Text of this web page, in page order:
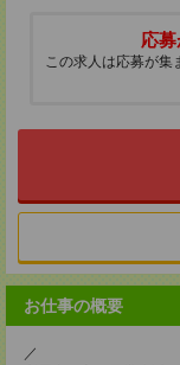
応
この求人は応募が集
お仕事の概要
／